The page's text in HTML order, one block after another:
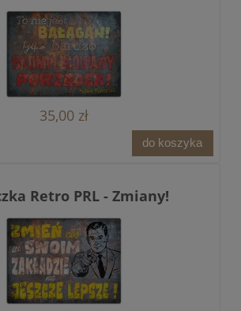
35,00 zł
do koszyka
Retro PRL - Zmiany!